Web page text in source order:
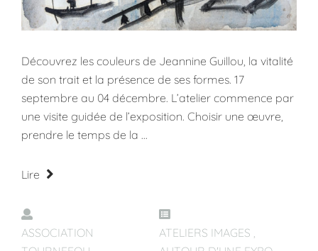
Découvrez les couleurs de Jeannine Guillou, la vitalité
de son trait et la présence de ses formes. 17
septembre au 04 décembre. L’atelier commence par
une visite guidée de l’exposition. Choisir une œuvre,
prendre le temps de la ...
Lire
ASSOCIATION
ATELIERS IMAGES ,